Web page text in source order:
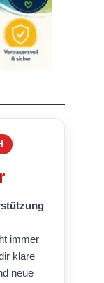
immer
klare
neue